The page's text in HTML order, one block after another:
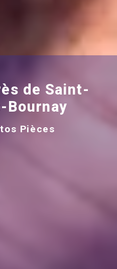
de Saint-
Bournay
Pièces